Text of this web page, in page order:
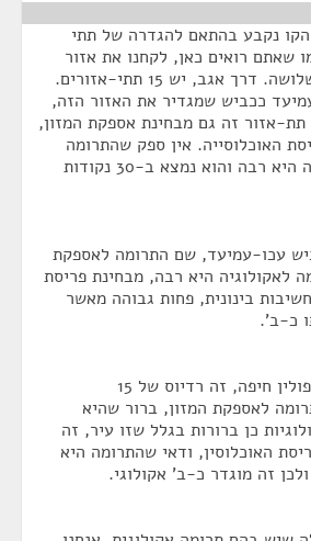
נקבע בהתאם להגדרה של תתי
שאתם רואים כאן, לקחנו את אזור
הצפון, חילקנו אותו לשלושה. דרך אגב, יש 15 תתי-אזורים.
ככביש שמגדיר את האזור הזה,
אזור זה גם מבחינת אספקת המזון,
האוכלוסייה. אין ספק שהתרומה
לשלושת המטרות האלה היא רבה והוא נמצא ב-30 נקודות
עכו-עמיעד, שם התרומה לאספקת
לאקולוגיה היא רבה, מבחינת פריסת
בינונית, פחות גבוהה מאשר
כ-ב'.
אם אני לוקח את מטרופולין חיפה, זה רדיוס של 15
לאספקת המזון, ברור שהיא
כן ברורות בגלל שזו עיר, זה
האוכלוסין, ודאי שהתרומה היא
זה מוגדר כ-ב' אקולוגי.